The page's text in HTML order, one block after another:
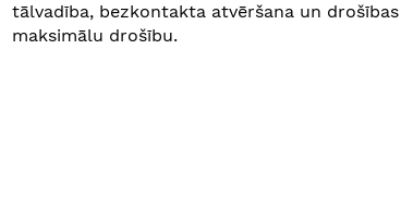
tālvadība, bezkontakta atvēršana un
maksimālu drošību.